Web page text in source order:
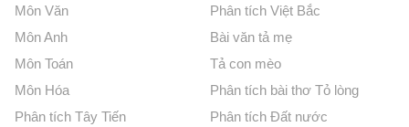
Môn Văn
Môn Anh
Môn Toán
Môn Hóa
Phân tích Tây Tiến
Phân tích Việt Bắc
Bài văn tả mẹ
Tả con mèo
Phân tích bài thơ Tỏ lòng
Phân tích Đất nước